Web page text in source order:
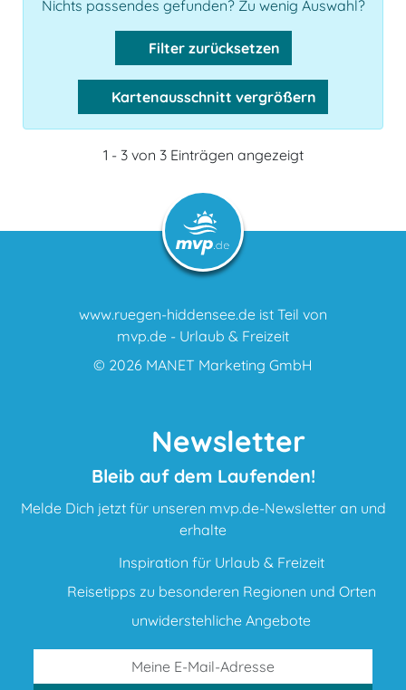
Nichts passendes gefunden? Zu wenig Auswahl?
Filter zurücksetzen
Kartenausschnitt vergrößern
1 - 3 von 3 Einträgen angezeigt
www.ruegen-hiddensee.de ist Teil von
mvp.de - Urlaub & Freizeit
© 2026 MANET Marketing GmbH
Newsletter
Bleib auf dem Laufenden!
Melde Dich jetzt für unseren mvp.de-Newsletter an und
erhalte
Inspiration für Urlaub & Freizeit
Reisetipps zu besonderen Regionen und Orten
unwiderstehliche Angebote